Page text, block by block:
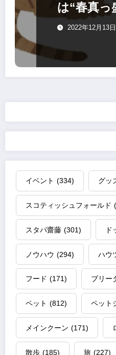
は“春真っ
2022年12月13日
イベント (334) グッ
スコティッシュフォールド
スタパ齋藤 (301) ド
ノウハウ (294) ハウ
フード (171) ブリー
ペット (812) ペット
メインクーン (171)
散歩 (185) 旅 (227)